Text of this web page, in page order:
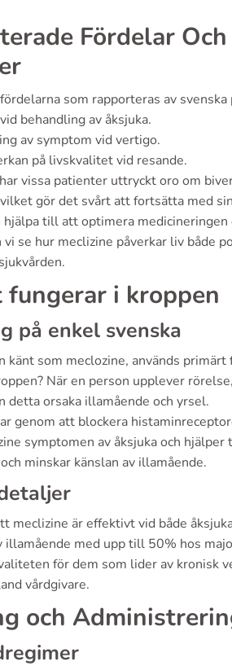
Fördelar
som rapporteras av
behandling av åksjuka.
av symptom vid vertigo.
på livskvalitet vid resande.
vissa patienter uttryckt oro om
gör det svårt att fortsätta med
hjälpa till att optimera
vi se hur meclizine påverkar liv både
fungerar i kroppen
på enkel svenska
känt som meclozine, används
När en person upplever
detta orsaka illamående och yrsel.
genom att blockera
symptomen av åksjuka och
minskar känslan av illamående.
meclizine är effektivt vid både
illamående med upp till 50% hos
för dem som lider av kronisk
vårdgivare.
och